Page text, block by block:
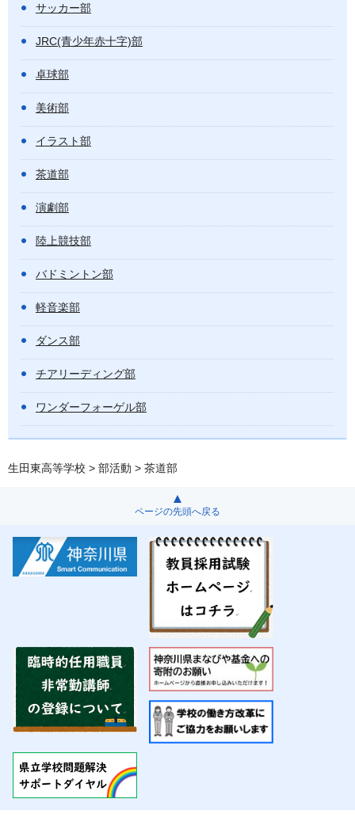
サッカー部
JRC(青少年赤十字)部
卓球部
美術部
イラスト部
茶道部
演劇部
陸上競技部
バドミントン部
軽音楽部
ダンス部
チアリーディング部
ワンダーフォーゲル部
生田東高等学校 > 部活動 > 茶道部
ページの先頭へ戻る